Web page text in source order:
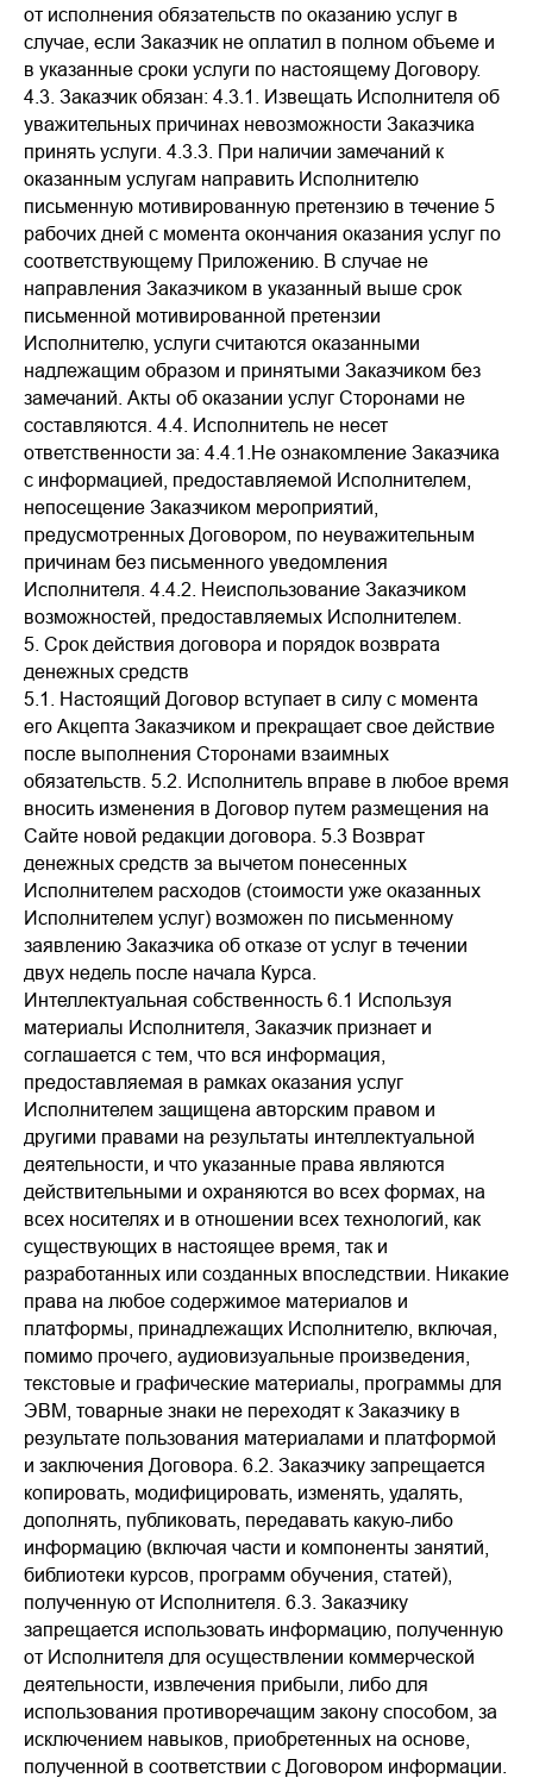
от исполнения обязательств по оказанию услуг в
случае, если Заказчик не оплатил в полном объеме и
в указанные сроки услуги по настоящему Договору.
4.3. Заказчик обязан: 4.3.1. Извещать Исполнителя об
уважительных причинах невозможности Заказчика
принять услуги. 4.3.3. При наличии замечаний к
оказанным услугам направить Исполнителю
письменную мотивированную претензию в течение 5
рабочих дней с момента окончания оказания услуг по
соответствующему Приложению. В случае не
направления Заказчиком в указанный выше срок
письменной мотивированной претензии
Исполнителю, услуги считаются оказанными
надлежащим образом и принятыми Заказчиком без
замечаний. Акты об оказании услуг Сторонами не
составляются. 4.4. Исполнитель не несет
ответственности за: 4.4.1.Не ознакомление Заказчика
с информацией, предоставляемой Исполнителем,
непосещение Заказчиком мероприятий,
предусмотренных Договором, по неуважительным
причинам без письменного уведомления
Исполнителя. 4.4.2. Неиспользование Заказчиком
возможностей, предоставляемых Исполнителем.
5. Срок действия договора и порядок возврата
денежных средств
5.1. Настоящий Договор вступает в силу с момента
его Акцепта Заказчиком и прекращает свое действие
после выполнения Сторонами взаимных
обязательств. 5.2. Исполнитель вправе в любое время
вносить изменения в Договор путем размещения на
Сайте новой редакции договора. 5.3 Возврат
денежных средств за вычетом понесенных
Исполнителем расходов (стоимости уже оказанных
Исполнителем услуг) возможен по письменному
заявлению Заказчика об отказе от услуг в течении
двух недель после начала Курса.
Интеллектуальная собственность 6.1 Используя
материалы Исполнителя, Заказчик признает и
соглашается с тем, что вся информация,
предоставляемая в рамках оказания услуг
Исполнителем защищена авторским правом и
другими правами на результаты интеллектуальной
деятельности, и что указанные права являются
действительными и охраняются во всех формах, на
всех носителях и в отношении всех технологий, как
существующих в настоящее время, так и
разработанных или созданных впоследствии. Никакие
права на любое содержимое материалов и
платформы, принадлежащих Исполнителю, включая,
помимо прочего, аудиовизуальные произведения,
текстовые и графические материалы, программы для
ЭВМ, товарные знаки не переходят к Заказчику в
результате пользования материалами и платформой
и заключения Договора. 6.2. Заказчику запрещается
копировать, модифицировать, изменять, удалять,
дополнять, публиковать, передавать какую-либо
информацию (включая части и компоненты занятий,
библиотеки курсов, программ обучения, статей),
полученную от Исполнителя. 6.3. Заказчику
запрещается использовать информацию, полученную
от Исполнителя для осуществлении коммерческой
деятельности, извлечения прибыли, либо для
использования противоречащим закону способом, за
исключением навыков, приобретенных на основе,
полученной в соответствии с Договором информации.